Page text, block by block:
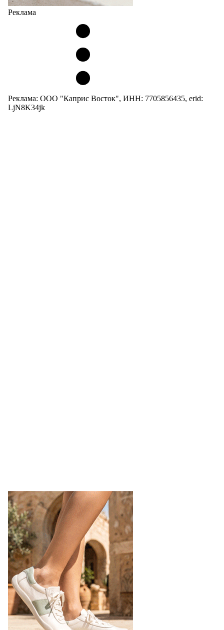
Реклама
Реклама: ООО "Каприс Восток", ИНН: 7705856435, erid:
LjN8K34jk